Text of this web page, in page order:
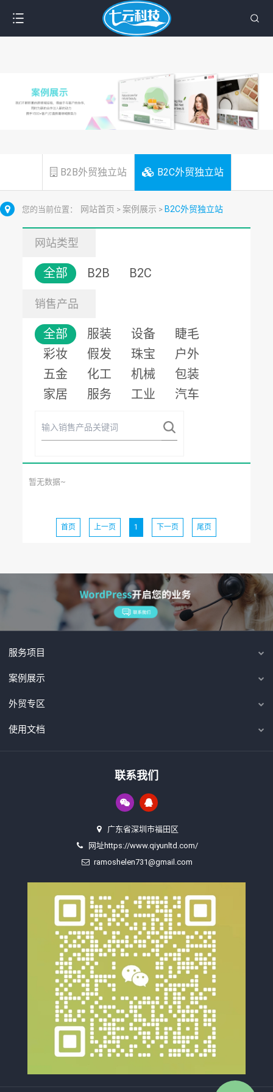
B2B外贸独立站 B2C外贸独立站
您的当前位置： 网站首页 > 案例展示 > B2C外贸独立站
网站类型
全部 B2B B2C
销售产品
全部 服装 设备
睫毛
彩妆
假发 珠宝
户外
五金
化工 机械
包装
家居
服务 工业 汽车
暂无数据~
首页 上一页 1 下一页 尾页
服务项目
案例展示
外贸专区
使用文档
联系我们
广东省深圳市福田区
网址https://www.qiyunltd.com/
ramoshelen731@gmail.com